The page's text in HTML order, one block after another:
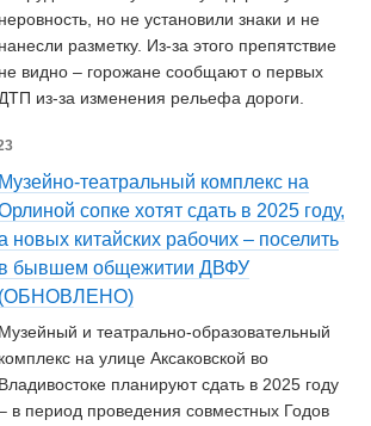
неровность, но не установили знаки и не
нанесли разметку. Из-за этого препятствие
не видно – горожане сообщают о первых
ДТП из-за изменения рельефа дороги.
Музейно-театральный комплекс на
сопке хотят сдать в 2025 году,
новых китайских рабочих – поселить
в бывшем общежитии ДВФУ
(ОБНОВЛЕНО)
Музейный и театрально-образовательный
комплекс на улице Аксаковской во
Владивостоке планируют сдать в 2025 году
в период проведения совместных Годов